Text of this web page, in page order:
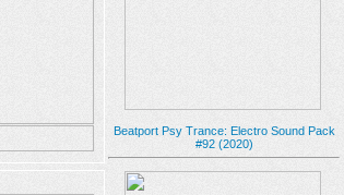
Beatport Psy Trance: Electro Sound Pack
#92 (2020)